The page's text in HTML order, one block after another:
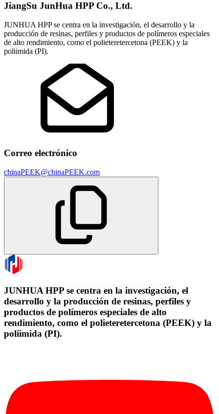
JiangSu JunHua HPP Co., Ltd.
JUNHUA HPP se centra en la investigación, el desarrollo y la
producción de resinas, perfiles y productos de polímeros especiales
de alto rendimiento, como el polieteretercetona (PEEK) y la
poliimida (PI).
Correo electrónico
chinaPEEK@chinaPEEK.com
JUNHUA HPP se centra en la investigación, el
desarrollo y la producción de resinas, perfiles y
productos de polímeros especiales de alto
rendimiento, como el polieteretercetona (PEEK) y la
poliimida (PI).